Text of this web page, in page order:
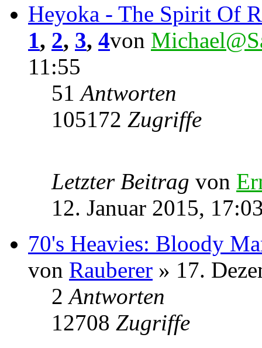
Heyoka - The Spirit Of
1, 2, 3, 4von
11:55
51Antworten
105172 Zugriffe
Letzter Beitrag von
12. Januar 2015,
70's Heavies: Bloody
von Rauberer » 17.
2Antworten
12708 Zugriffe